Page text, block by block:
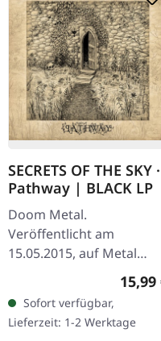
SECRETS OF THE SKY ·
Pathway | BLACK LP
Doom Metal.
Veröffentlicht am
15.05.2015, auf Metal
Blade Records.
schwarzes Vinyl + Poster.
Secrets of the Sky haben
mit Pathway etwas…
15,99
Sofort verfügbar,
Lieferzeit: 1-2 Werktage